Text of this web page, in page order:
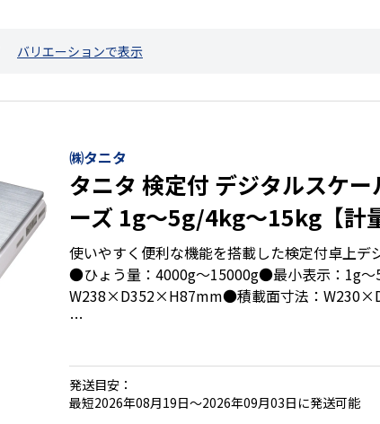
バリエーションで表示
㈱タニタ
タニタ 検定付 デジタルスケー
ーズ 1g～5g/4kg～15kg【計
に多数実績あり】
使いやすく便利な機能を搭載した検定付卓上デ
●ひょう量：4000g～15000g●最小表示：1g～
W238×D352×H87mm●積載面寸法：
●拡張表示でより細かい計量が可能(ＴＬ-２８
●暗いところでも使いやすいバックライト付
●文字高３２㎜の見やすい大型表示設計
発送目安：
最短2026年08月19日～2026年09月03日に発送可能